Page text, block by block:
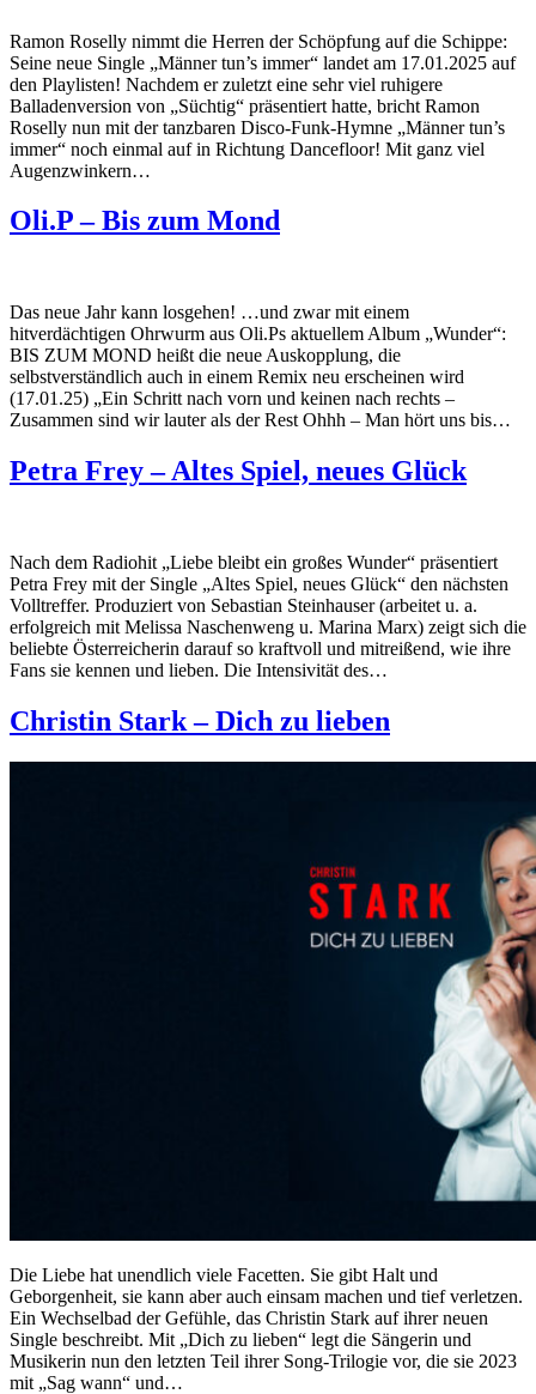
Ramon Roselly nimmt die Herren der Schöpfung auf die Schippe:
Seine neue Single „Männer tun’s immer“ landet am 17.01.2025 auf
den Playlisten! Nachdem er zuletzt eine sehr viel ruhigere
Balladenversion von „Süchtig“ präsentiert hatte, bricht Ramon
Roselly nun mit der tanzbaren Disco-Funk-Hymne „Männer tun’s
immer“ noch einmal auf in Richtung Dancefloor! Mit ganz viel
Augenzwinkern…
Oli.P – Bis zum Mond
Das neue Jahr kann losgehen! …und zwar mit einem
hitverdächtigen Ohrwurm aus Oli.Ps aktuellem Album „Wunder“:
BIS ZUM MOND heißt die neue Auskopplung, die
selbstverständlich auch in einem Remix neu erscheinen wird
(17.01.25) „Ein Schritt nach vorn und keinen nach rechts –
Zusammen sind wir lauter als der Rest Ohhh – Man hört uns bis…
Petra Frey – Altes Spiel, neues Glück
Nach dem Radiohit „Liebe bleibt ein großes Wunder“ präsentiert
Petra Frey mit der Single „Altes Spiel, neues Glück“ den nächsten
Volltreffer. Produziert von Sebastian Steinhauser (arbeitet u. a.
erfolgreich mit Melissa Naschenweng u. Marina Marx) zeigt sich die
beliebte Österreicherin darauf so kraftvoll und mitreißend, wie ihre
Fans sie kennen und lieben. Die Intensivität des…
Christin Stark – Dich zu lieben
Die Liebe hat unendlich viele Facetten. Sie gibt Halt und
Geborgenheit, sie kann aber auch einsam machen und tief verletzen.
Ein Wechselbad der Gefühle, das Christin Stark auf ihrer neuen
Single beschreibt. Mit „Dich zu lieben“ legt die Sängerin und
Musikerin nun den letzten Teil ihrer Song-Trilogie vor, die sie 2023
mit „Sag wann“ und…